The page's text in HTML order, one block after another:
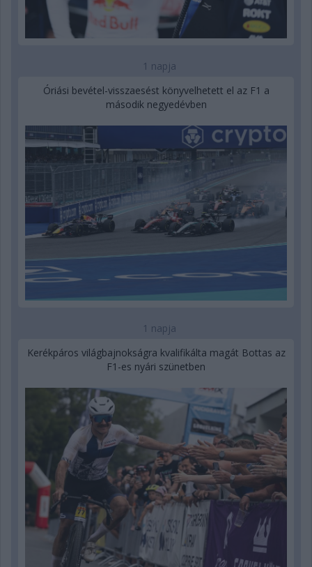
1 napja
Óriási bevétel-visszaesést könyvelhetett el az F1 a
második negyedévben
1 napja
Kerékpáros világbajnokságra kvalifikálta magát Bottas az
F1-es nyári szünetben